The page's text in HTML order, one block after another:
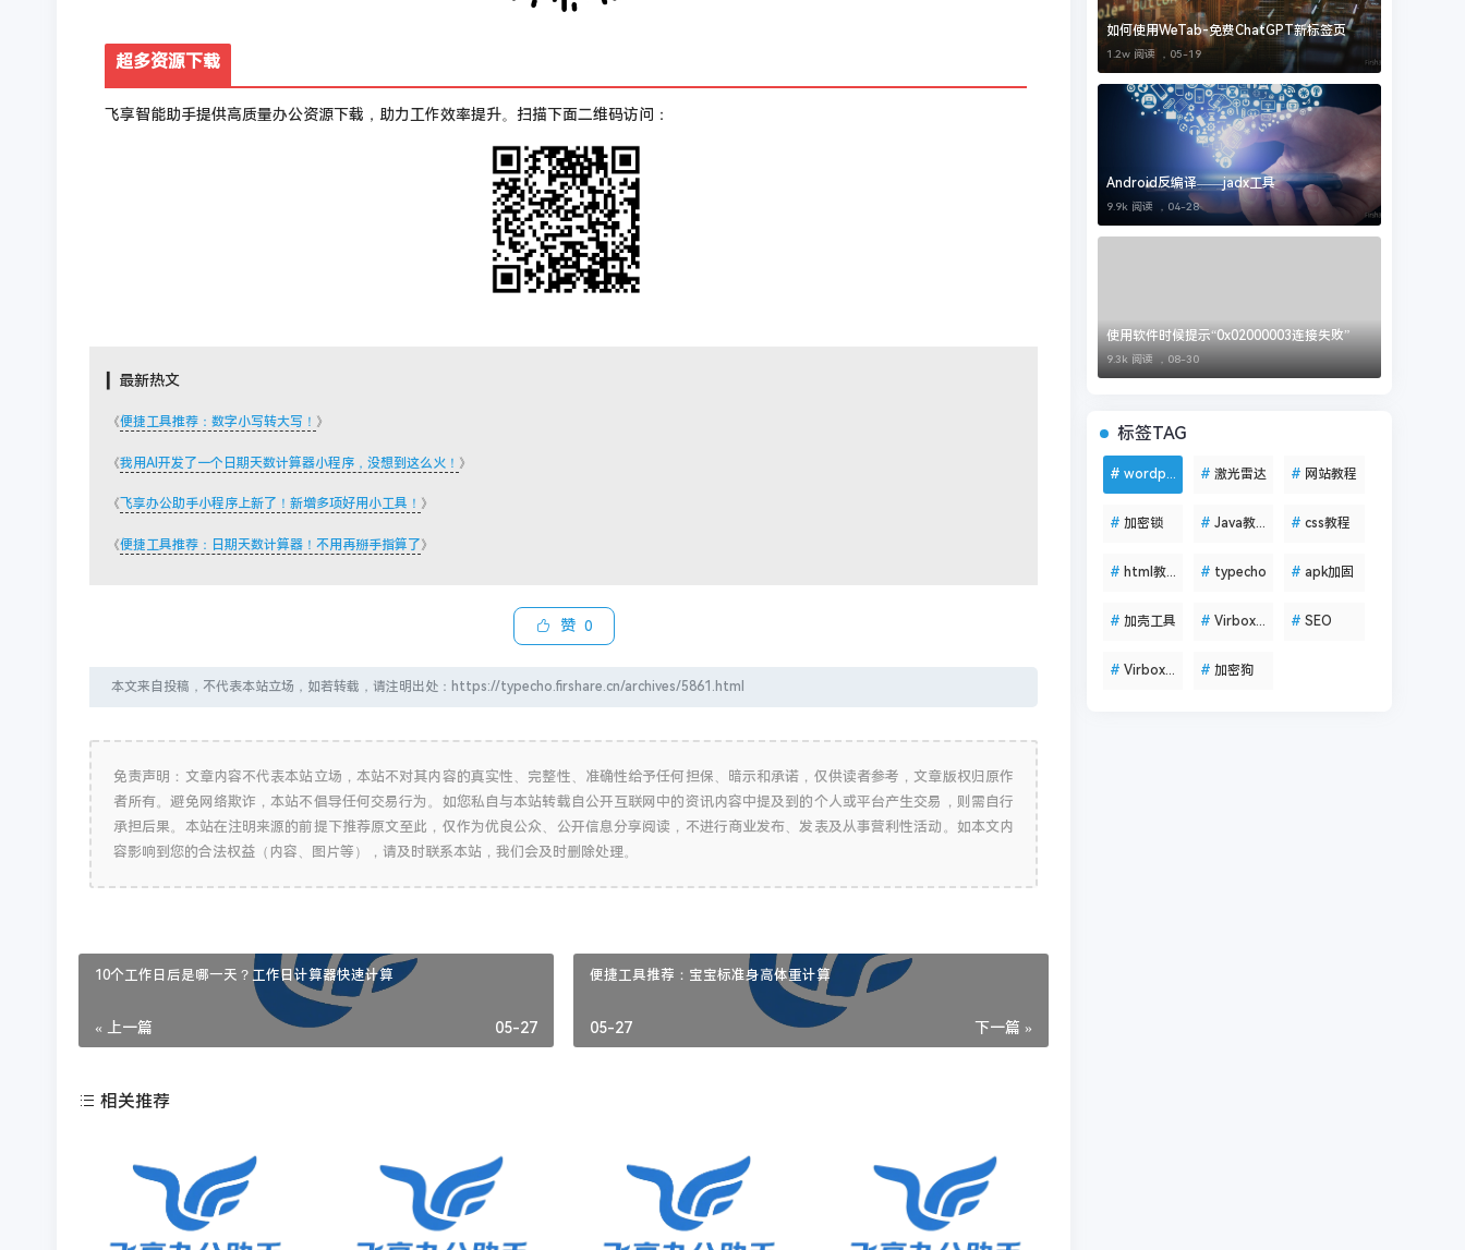
超多资源下载
飞享智能助手提供高质量办公资源下载，助力工作效率提升。扫描下面二维码访问：
▎最新热文
《便捷工具推荐：数字小写转大写！ 》
《我用AI开发了一个日期天数计算器小程序，没想到这么火！ 》
《飞享办公助手小程序上新了！新增多项好用小工具！ 》
《便捷工具推荐：日期天数计算器！不用再掰手指算了》
赞 0
本文来自投稿，不代表本站立场，如若转载，请注明出处：https://typecho.firshare.cn/archives/5861.html
免责声明：文章内容不代表本站立场，本站不对其内容的真实性、完整性、准确性给予任何担保、暗示和承诺，仅供读者参考，文章版权归原作
者所有。避免网络欺诈，本站不倡导任何交易行为。如您私自与本站转载自公开互联网中的资讯内容中提及到的个人或平台产生交易，则需自行
承担后果。本站在注明来源的前提下推荐原文至此，仅作为优良公众、公开信息分享阅读，不进行商业发布、发表及从事营利性活动。如本文内
容影响到您的合法权益（内容、图片等），请及时联系本站，我们会及时删除处理。
10个工作日后是哪一天？工作日计算器快速计算
« 上一篇 05-27
便捷工具推荐：宝宝标准身高体重计算
下一篇 »
05-27
相关推荐
如何使用WeTab-免费ChatGPT新标签页
1.2w 阅读 ， 05-19
Android反编译——jadx工具
9.9k 阅读 ， 04-28
使用软件时候提示“0x02000003连接失败”
9.3k 阅读 ， 08-30
标签TAG
# wordpress # 激光雷达 # 网站教程
# 加密锁 # Java教程 # css教程
# html教程 # typecho # apk加固
# 加壳工具 # VirboxLM # SEO
# VirboxProtector # 加密狗